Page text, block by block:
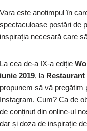
Vara este anotimpul în
spectaculoase postări de
inspirația necesară care
La cea de-a IX-a ediție
iunie 2019, la Restaurant
propunem să vă pregătim
Instagram. Cum? Ca de
de conținut din online-ul
dar și doza de inspirație